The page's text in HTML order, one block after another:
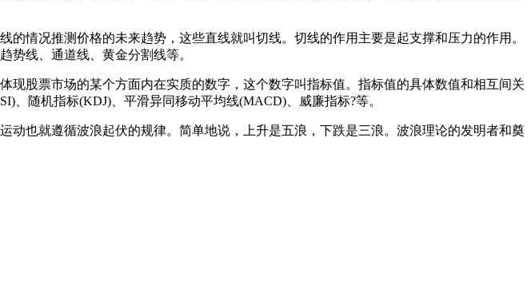
情况推测价格的未来趋势，这些直线就叫切线。切线的作用主要是起支撑和压力的作用。
势线、通道线、黄金分割线等。
股票市场的某个方面内在实质的数字，这个数字叫指标值。指标值的具体数值和相互间关
、随机指标(KDJ)、平滑异同移动平均线(MACD)、威廉指标?等。
也就遵循波浪起伏的规律。简单地说，上升是五浪，下跌是三浪。波浪理论的发明者和奠